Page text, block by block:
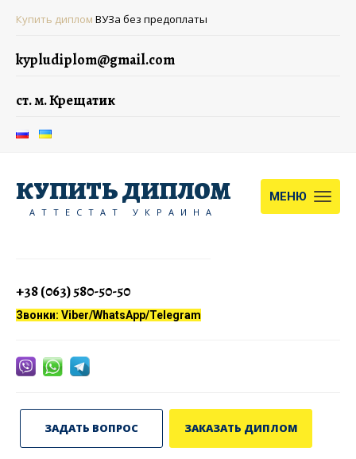
Купить диплом ВУЗа без предоплаты
kypludiplom@gmail.com
ст. м. Крещатик
+38 (063) 580-50-50
Звонки: Viber/WhatsApp/Telegram
КУПИТЬ ДИПЛОМ
АТТЕСТАТ УКРАИНА
МЕНЮ
ЗАДАТЬ ВОПРОС ЗАКАЗАТЬ ДИПЛОМ